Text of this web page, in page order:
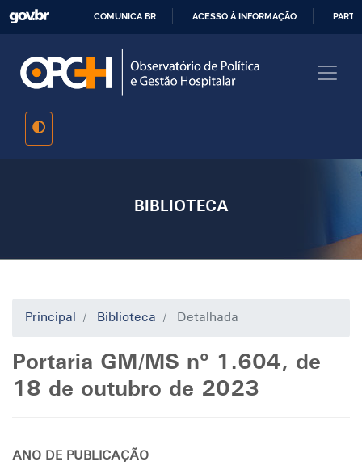
Pular
conteúdo
principal
PARA
O
COMUNICA BR ACESSO À INFORMAÇÃO
BIBLIOTECA
Principal Biblioteca Detalhada
Portaria GM/MS nº 1.604, de
18 de outubro de 2023
ANO DE PUBLICAÇÃO